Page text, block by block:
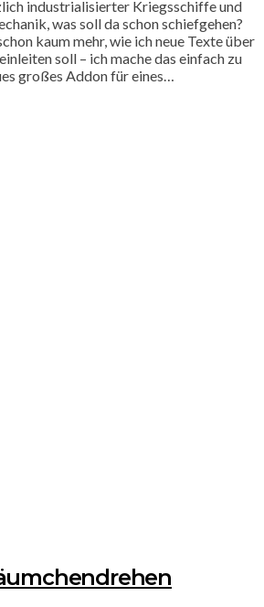
industrialisierter Kriegsschiffe und
was soll da schon schiefgehen?
kaum mehr, wie ich neue Texte über
soll – ich mache das einfach zu
großes Addon für eines…